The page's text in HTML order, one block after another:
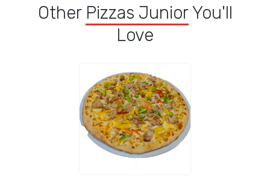
Other Pizzas JuniorYou'll
Love